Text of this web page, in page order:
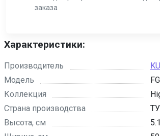
заказа
Характеристики:
Производитель
Модель
Коллекция
Страна производства
Высота, см
5.1